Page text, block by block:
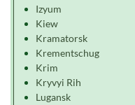
Izyum
Kiew
Kramatorsk
Krementschug
Krim
Kryvyi Rih
Lugansk